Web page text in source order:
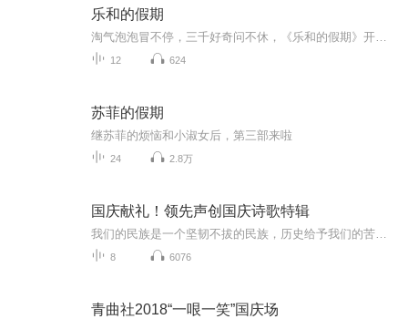
乐和的假期
12 624
苏菲的假期
继苏菲的烦恼和小淑女后，第三部来啦
24 2.8万
国庆献礼！领先声创国庆诗歌特辑
8 6076
青曲社2018“一哏一笑”国庆场